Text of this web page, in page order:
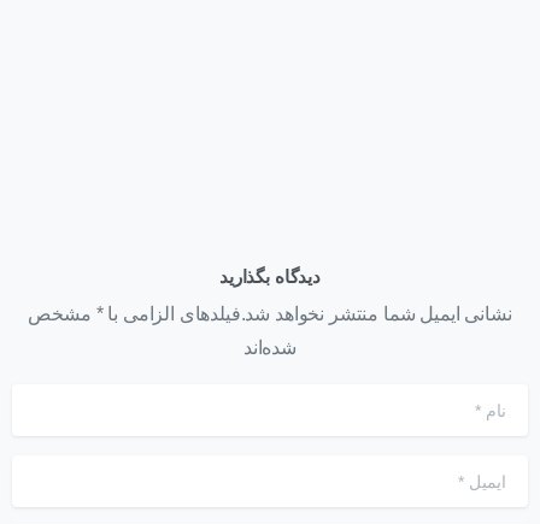
دیدگاه بگذارید
نشانی ایمیل شما منتشر نخواهد شد.فیلدهای الزامی با * مشخص
شده‌اند
*
ایمیل